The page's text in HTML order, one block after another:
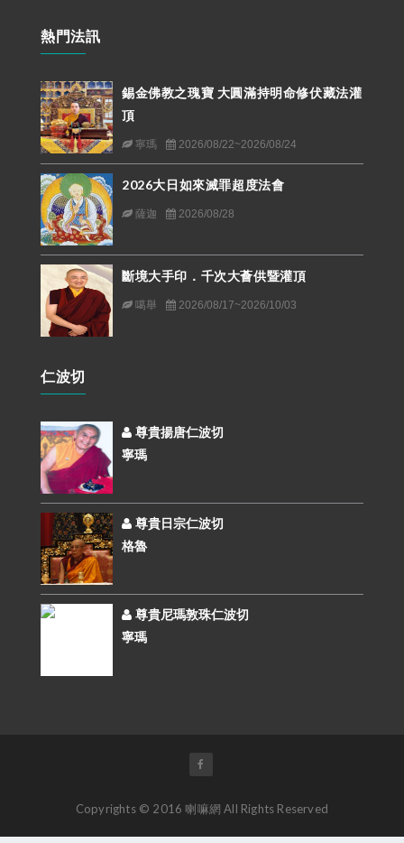
熱門法訊
錫金佛教之瑰寶 大圓滿持明命修伏藏法灌
頂
寧瑪 2026/08/22~2026/08/24
2026大日如來滅罪超度法會
薩迦 2026/08/28
斷境大手印．千次大薈供暨灌頂
噶舉 2026/08/17~2026/10/03
仁波切
尊貴揚唐仁波切
寧瑪
尊貴日宗仁波切
格魯
尊貴尼瑪敦珠仁波切
寧瑪
Copyrights © 2016 喇嘛網 All Rights Reserved